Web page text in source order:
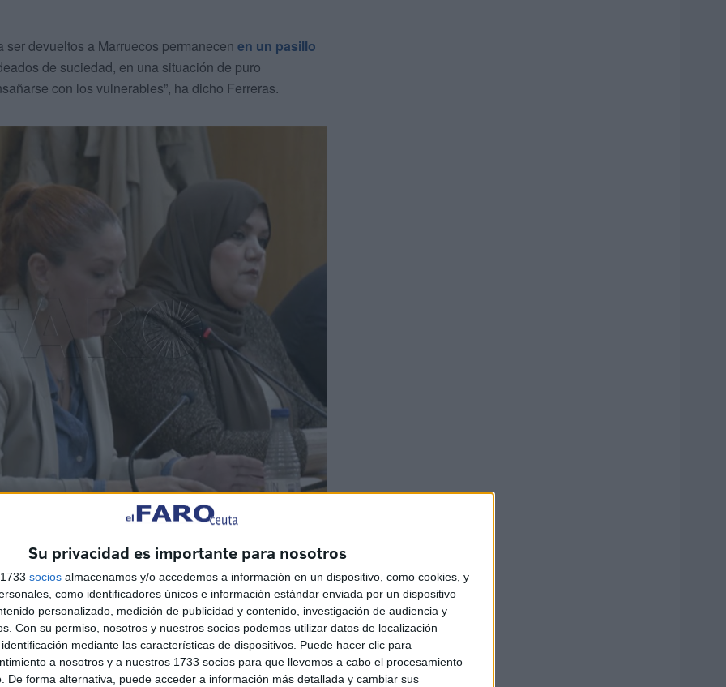
Su privacidad es importante para nosotros
socios almacenamos y/o accedemos a información en un dispositivo, como cookies, y
como identificadores únicos e información estándar enviada por un dispositivo
personalizado, medición de publicidad y contenido, investigación de audiencia y
Con su permiso, nosotros y nuestros socios podemos utilizar datos de localización
mediante las características de dispositivos. Puede hacer clic para
a nosotros y a nuestros 1733 socios para que llevemos a cabo el procesamiento
De forma alternativa, puede acceder a información más detallada y cambiar sus
devueltos a Marruecos permanecen en un pasillo
de suciedad, en una situación de puro
con los vulnerables”, ha dicho Ferreras.
veces pueden pasar horas. Ferreras lleva el caso al